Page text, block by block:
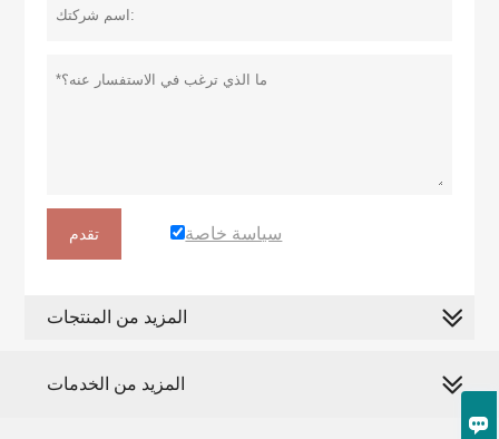

تقدم سياسة خاصة
المزيد من المنتجات
المزيد من الخدمات